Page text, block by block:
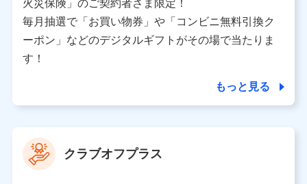
ため、またそれらに付帯、関連する当社、株式会社NTT
ドコモおよび提携会社のサービスを案内、提供するため
（各サービスで取得したサービス利用履歴、ウェブサイ
トの閲覧履歴、購買履歴、ご契約内容等のパーソナルデ
ータを分析して、お客さまの趣味・嗜好・傾向に応じた
上記に係る案内・手続き・管理等付帯業務を行うため
【当該個人データの管理について責任を有する者の名称・住
所・代表者名】
火災保険」のご契約者さま限定！
毎月抽選で「お買い物券」や「コンビニ無料引換ク
ーポン」などのデジタルギフトがその場で当たりま
す！
もっと見る
クラブオフプラス